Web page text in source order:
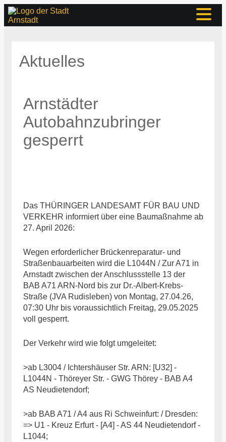
Aktuelles
Arnstädter
Autobahnzubringer
gesperrt
Das THÜRINGER LANDESAMT FÜR BAU UND
VERKEHR informiert über eine Baumaßnahme ab
27. April 2026:
Wegen erforderlicher Brückenreparatur- und
Straßenbauarbeiten wird die L1044N / Zur A71 in
Arnstadt zwischen der Anschlussstelle 13 der
BAB A71 ARN-Nord bis zur Dr.-Albert-Krebs-
Straße (JVA Rudisleben) von Montag, 27.04.26,
07:30 Uhr bis voraussichtlich Freitag, 29.05.2025
voll gesperrt.
Der Verkehr wird wie folgt umgeleitet:
>ab L3004 / Ichtershäuser Str. ARN: [U32] -
L1044N - Thöreyer Str. - GWG Thörey - BAB A4
AS Neudietendorf;
>ab BAB A71 / A4 aus Ri Schweinfurt: / Dresden:
=> U1 - Kreuz Erfurt - [A4] - AS 44 Neudietendorf -
L1044;